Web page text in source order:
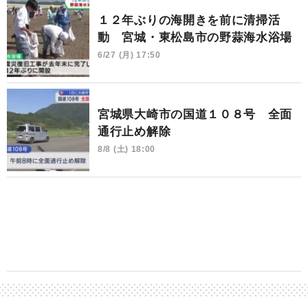
１２年ぶりの海開きを前に清掃活
動 宮城・東松島市の野蒜海水浴場
6/27 (月) 17:50
宮城県大崎市の国道１０８号 全面
通行止め解除
8/8 (土) 18:00